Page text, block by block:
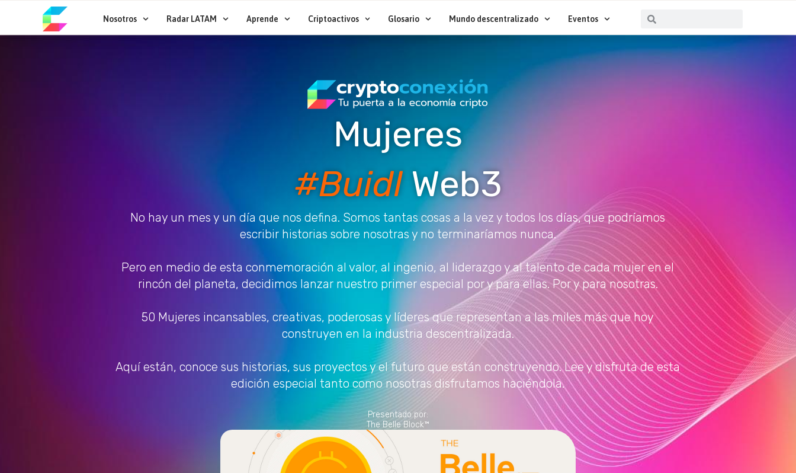
contenido
Nosotros Radar LATAM Aprende Criptoactivos Glosario Mundo descentralizado Eventos Buscar
Mujeres
#BuidlWeb3
No hay un mes y un día que nos defina. Somos tantas cosas a la vez y todos los días, que podríamos
escribir historias sobre nosotras y no terminaríamos nunca.
Pero en medio de esta conmemoración al valor, al ingenio, al liderazgo y al talento de cada mujer en el
rincón del planeta, decidimos lanzar nuestro primer especial por y para ellas. Por y para nosotras.
50 Mujeres incansables, creativas, poderosas y líderes que representan a las miles más que hoy
construyen en la industria descentralizada.
Aquí están, conoce sus historias, sus proyectos y el futuro que están construyendo. Lee y disfruta de esta
edición especial tanto como nosotras disfrutamos haciéndola.
Presentado por:
The Belle Block™